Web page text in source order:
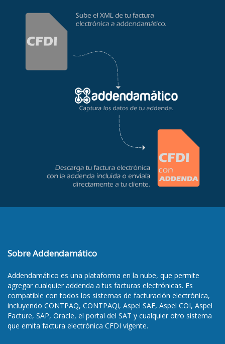
Sobre Addendamático
Addendamático es una plataforma en la nube, que permite
agregar cualquier addenda a tus facturas electrónicas. Es
compatible con todos los sistemas de facturación electrónica,
incluyendo CONTPAQ, CONTPAQi, Aspel SAE, Aspel COI, Aspel
Facture, SAP, Oracle, el portal del SAT y cualquier otro sistema
que emita factura electrónica CFDI vigente.